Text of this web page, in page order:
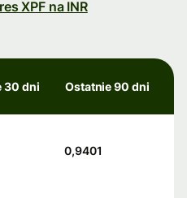
XPF na INR
30 dni Ostatnie 90 dni
0,9401